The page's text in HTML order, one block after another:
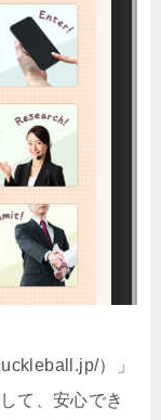
）」
て、安心でき